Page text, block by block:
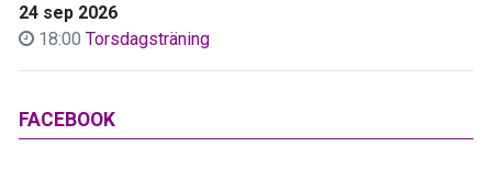
24 sep 2026
18:00 Torsdagsträning
FACEBOOK